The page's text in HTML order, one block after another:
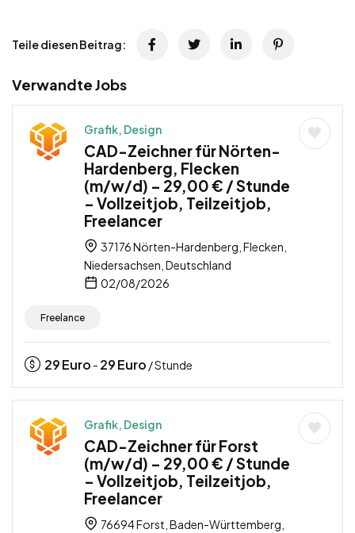
Teile diesen Beitrag:
Verwandte Jobs
Grafik, Design
CAD-Zeichner für Nörten-
Hardenberg, Flecken
(m/w/d) – 29,00 € / Stunde
– Vollzeitjob, Teilzeitjob,
Freelancer
37176 Nörten-Hardenberg, Flecken,
Niedersachsen, Deutschland
02/08/2026
Freelance
29Euro - 29Euro / Stunde
Grafik, Design
CAD-Zeichner für Forst
(m/w/d) – 29,00 € / Stunde
– Vollzeitjob, Teilzeitjob,
Freelancer
76694 Forst, Baden-Württemberg,